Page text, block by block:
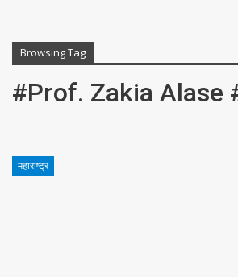
Browsing Tag
#Prof. Zakia Alase
महाराष्ट्र